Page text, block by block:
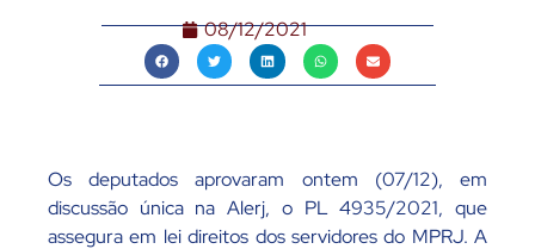
08/12/2021
Os deputados aprovaram ontem (07/12), em
discussão única na Alerj, o PL 4935/2021, que
assegura em lei direitos dos servidores do MPRJ. A